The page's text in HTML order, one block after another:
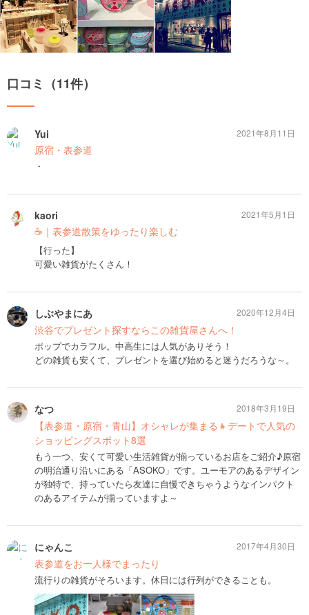
口コミ（11件）
Yui
原宿・表参道
・
2021年8月11日
kaori
☕️｜表参道散策をゆったり楽しむ
【行った】
可愛い雑貨がたくさん！
2021年5月1日
しぶやまにあ
渋谷でプレゼント探すならこの雑貨屋さんへ！
ポップでカラフル。中高生には人気がありそう！
どの雑貨も安くて、プレゼントを選び始めると迷うだろうな～。
2020年12月4日
なつ
【表参道・原宿・青山】オシャレが集まる👧デートで人気の
ショッピングスポット8選
もう一つ、安くて可愛い生活雑貨が揃っているお店をご紹介♪原宿
の明治通り沿いにある「ASOKO」です。ユーモアのあるデザイン
が独特で、持っていたら友達に自慢できちゃうようなインパクト
のあるアイテムが揃っていますよ～
2018年3月19日
にゃんこ
表参道をお一人様でまったり
流行りの雑貨がそろいます。休日には行列ができることも。
2017年4月30日